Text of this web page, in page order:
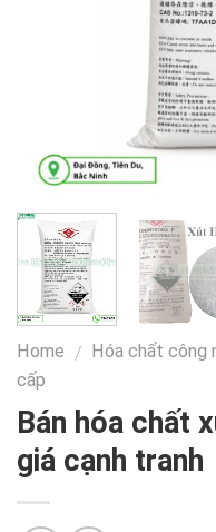
Home / Hóa chất công
cấp
Bán hóa chất
giá cạnh tranh